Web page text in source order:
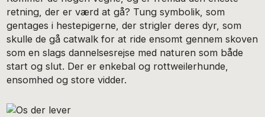
retning, der er værd at gå? Tung symbolik, som
gentages i hestepigerne, der strigler deres dyr, som
skulle de gå catwalk for at ride ensomt gennem skoven
som en slags dannelsesrejse med naturen som både
start og slut. Der er enkebal og rottweilerhunde,
ensomhed og store vidder.